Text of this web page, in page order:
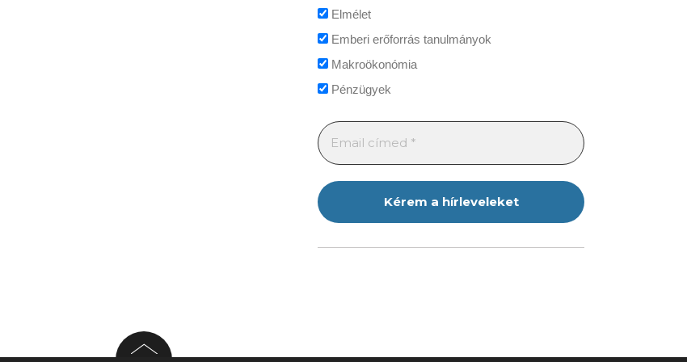
Elmélet
Emberi erőforrás tanulmányok
Makroökonómia
Pénzügyek